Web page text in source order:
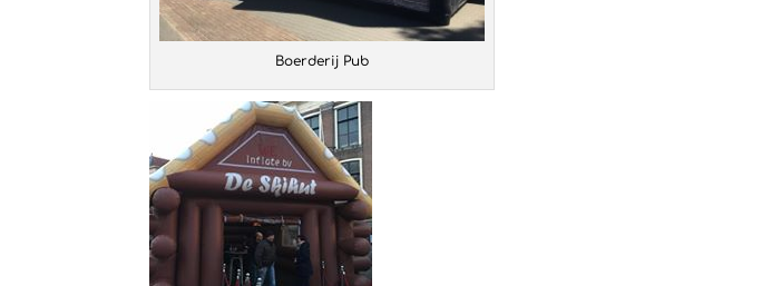
Boerderij Pub